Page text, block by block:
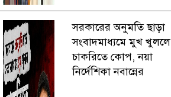
সরকারের অনুমতি ছাড়া
সংবাদমাধ্যমে মুখ খুললে
চাকরিতে কোপ, নয়া
নির্দেশিকা নবান্নের